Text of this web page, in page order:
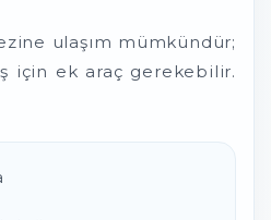
ulaşım mümkündür;
için ek araç gerekebilir.